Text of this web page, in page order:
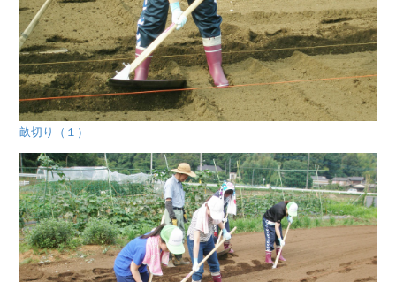
畝切り（１）